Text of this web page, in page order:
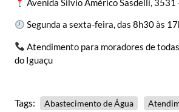
Avenida Silvio Américo Sasdelli,
Segunda a sexta-feira, das 8h30 às
Atendimento para moradores de
do Iguaçu
Tags: Abastecimento de Água